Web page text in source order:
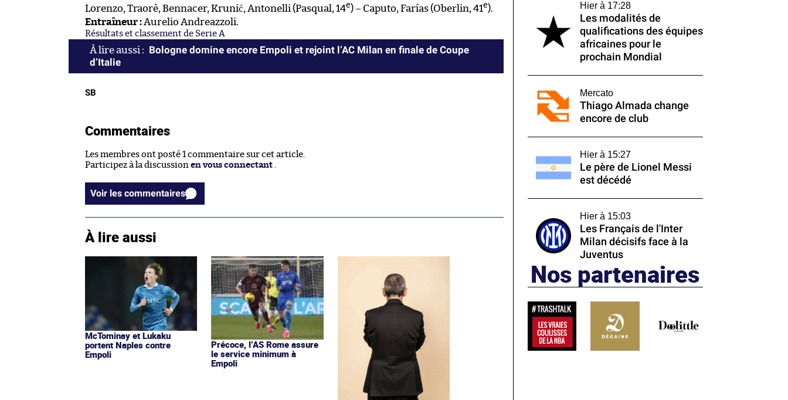
Lorenzo, Traorè, Bennacer, Krunić, Antonelli (Pasqual, 14e) – Caputo, Farías (Oberlin, 41e).
Entraîneur :Aurelio Andreazzoli.
Résultats et classement de Serie A
Bologne domine encore Empoli et rejoint l’AC Milan en finale de Coupe
d’Italie
SB
Commentaires
Les membres ont posté 1 commentaire sur cet article.
Participez à la discussion en vous connectant
Voir les commentaires
À lire aussi
McTominay et Lukaku
portent Naples contre
Empoli
Précoce, l’AS Rome assure
le service minimum à
Empoli
Hier à 17:28
Les modalités de
qualifications des équipes
africaines pour le
prochain Mondial
Mercato
Thiago Almada change
encore de club
Hier à 15:27
Le père de Lionel Messi
est décédé
Hier à 15:03
Les Français de l'Inter
Milan décisifs face à la
Juventus
Nos partenaires